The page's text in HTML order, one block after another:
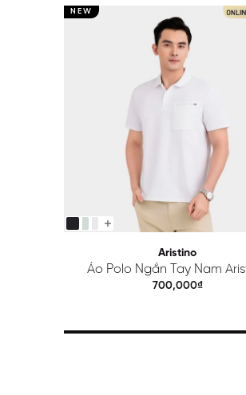
NEW
Aristino
Áo Polo Ngắn Tay Nam
Regular APS615EDP01
700,000₫